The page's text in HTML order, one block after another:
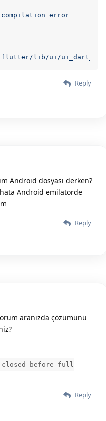
compilation error
lib/ui/
Reply
Android dosyası derken?
Android emilatorde
Reply
aranızda çözümünü
closed before full
Reply